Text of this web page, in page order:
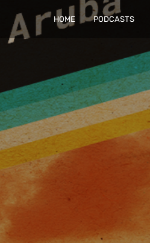
HOME PODCASTS